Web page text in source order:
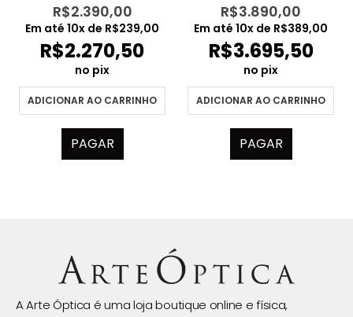
R$2.390,00
Em até 10x de R$239,00
R$2.270,50
no pix
ADICIONAR AO CARRINHO
PAGAR
R$3.890,00
Em até 10x de R$389,00
R$3.695,50
no pix
ADICIONAR AO CARRINHO
PAGAR
A Arte Óptica é uma loja boutique online e física,